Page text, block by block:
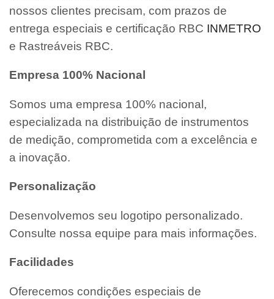
nossos clientes precisam, com prazos de
entrega especiais e certificação RBC INMETRO
e Rastreáveis RBC.
Empresa 100% Nacional
Somos uma empresa 100% nacional,
especializada na distribuição de instrumentos
de medição, comprometida com a excelência e
a inovação.
Personalização
Desenvolvemos seu logotipo personalizado.
Consulte nossa equipe para mais informações.
Facilidades
Oferecemos condições especiais de